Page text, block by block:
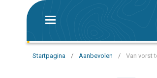
Startpagina / Aanbevolen / Van vorst